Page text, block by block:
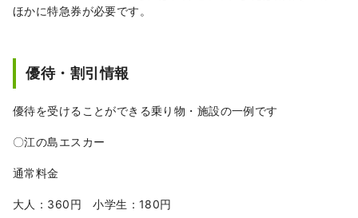
ほかに特急券が必要です。
優待・割引情報
優待を受けることができる乗り物・施設の一例です
〇江の島エスカー
通常料金
大人：360円 小学生：180円